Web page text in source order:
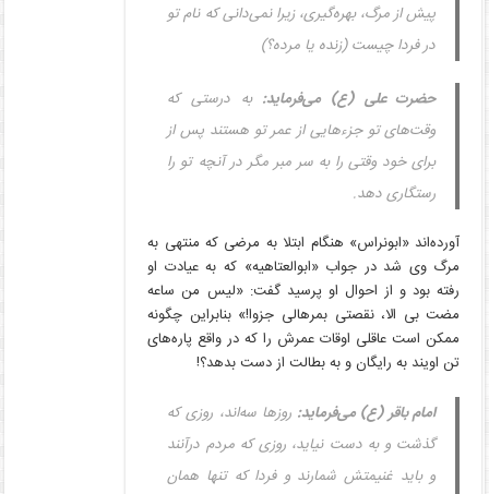
پیش از مرگ، بهره‌گیری، زیرا نمی‌دانی که نام تو
در فردا چیست (زنده یا مرده؟)
حضرت علی (ع) می‌فرماید: به درستی که
وقت‌های تو جزءهایی از عمر تو هستند پس از
برای خود وقتی را به سر مبر مگر در آنچه تو را
رستگاری دهد.
آورده‌اند «ابونراس» هنگام ابتلا به مرضی که منتهی به
مرگ وی شد در جواب «ابوالعتاهیه» که به عیادت او
رفته بود و از احوال او پرسید گفت: «لیس من ساعه
مضت بی الا، نقصتی بمرهالی جزوا!» بنابراین چگونه
ممکن است عاقلی اوقات عمرش را که در واقع پاره‌های
تن اویند به رایگان و به بطالت از دست بدهد؟!
امام باقر (ع) می‌فرماید: روزها سه‌اند، روزی که
گذشت و به دست نیاید، روزی که مردم درآنند
و باید غنیمتش شمارند و فردا که تنها همان